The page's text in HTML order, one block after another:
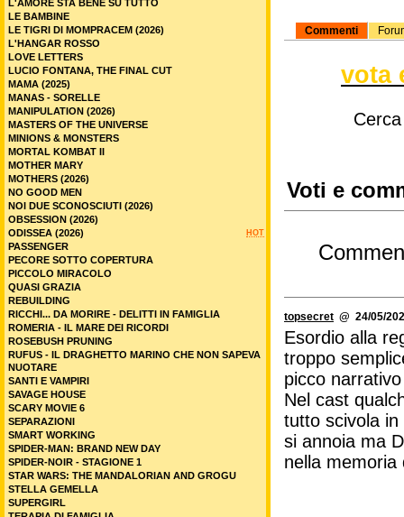
Commenti
vota
Voti e
topsecret @ 24/05/
Esordio alla
troppo
picco
Nel cast
tutto scivola
si annoia ma
nella memoria
L'AMORE STA BENE SU TUTTO
LE BAMBINE
LE TIGRI DI MOMPRACEM (2026)
L'HANGAR ROSSO
LOVE LETTERS
LUCIO FONTANA, THE FINAL CUT
MAMA (2025)
MANAS - SORELLE
MANIPULATION (2026)
MASTERS OF THE UNIVERSE
MINIONS & MONSTERS
MORTAL KOMBAT II
MOTHER MARY
MOTHERS (2026)
NO GOOD MEN
NOI DUE SCONOSCIUTI (2026)
OBSESSION (2026)
HOT
ODISSEA (2026)
PASSENGER
PECORE SOTTO COPERTURA
PICCOLO MIRACOLO
QUASI GRAZIA
REBUILDING
RICCHI... DA MORIRE - DELITTI IN FAMIGLIA
ROMERIA - IL MARE DEI RICORDI
ROSEBUSH PRUNING
RUFUS - IL DRAGHETTO MARINO CHE NON SAPEVA
NUOTARE
SANTI E VAMPIRI
SAVAGE HOUSE
SCARY MOVIE 6
SEPARAZIONI
SMART WORKING
SPIDER-MAN: BRAND NEW DAY
SPIDER-NOIR - STAGIONE 1
STAR WARS: THE MANDALORIAN AND GROGU
STELLA GEMELLA
SUPERGIRL